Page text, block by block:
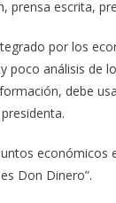
escrita,
por los
poco análisis de
debe
económicos
Don Dinero”.